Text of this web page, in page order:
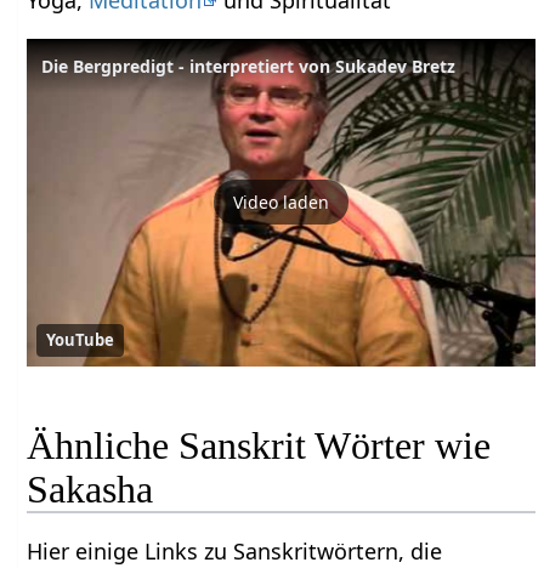
Die Bergpredigt - interpretiert von Sukadev Bretz
Video laden
YouTube
Ähnliche Sanskrit Wörter wie
Sakasha
Hier einige Links zu Sanskritwörtern, die